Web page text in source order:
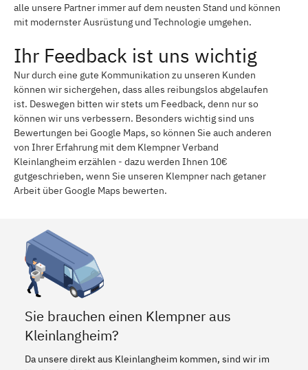
alle unsere Partner immer auf dem neusten Stand und können
mit modernster Ausrüstung und Technologie umgehen.
Ihr Feedback ist uns wichtig
Nur durch eine gute Kommunikation zu unseren Kunden
können wir sichergehen, dass alles reibungslos abgelaufen
ist. Deswegen bitten wir stets um Feedback, denn nur so
können wir uns verbessern. Besonders wichtig sind uns
Bewertungen bei Google Maps, so können Sie auch anderen
von Ihrer Erfahrung mit dem Klempner Verband
Kleinlangheim erzählen - dazu werden Ihnen 10€
gutgeschrieben, wenn Sie unseren Klempner nach getaner
Arbeit über Google Maps bewerten.
Sie brauchen einen Klempner aus
Kleinlangheim?
Da unsere direkt aus Kleinlangheim kommen, sind wir im